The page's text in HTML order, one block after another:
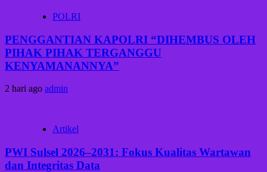
POLRI
PENGGANTIAN KAPOLRI “DIHEMBUS OLEH
PIHAK PIHAK TERGANGGU
KENYAMANANNYA”
2 hari ago admin
Artikel
PWI Sulsel 2026–2031: Fokus Kualitas Wartawan
dan Integritas Data